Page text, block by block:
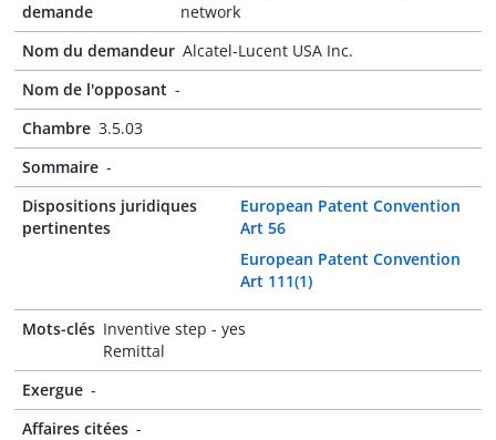
demande
network
Nom du demandeur Alcatel-Lucent USA Inc.
Nom de l'opposant -
Chambre 3.5.03
Sommaire -
Dispositions juridiques
pertinentes
European Patent Convention
Art 56
European Patent Convention
Art 111(1)
Mots-clés Inventive step - yes
Remittal
Exergue -
Affaires citées -